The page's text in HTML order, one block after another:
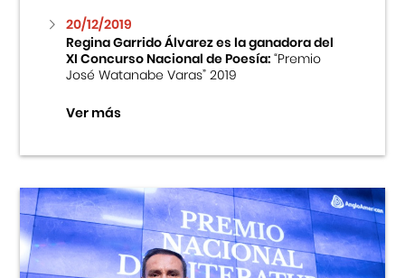
Teatro Peruano Japonés
20/12/2019
Regina Garrido Álvarez es la ganadora del
XI Concurso Nacional de Poesía:“Premio
José Watanabe Varas” 2019
Ver más